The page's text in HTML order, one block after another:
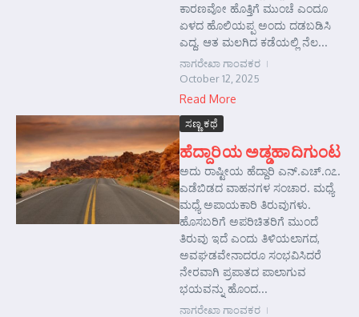
ಕಾರಣವೋ ಹೊತ್ತಿಗೆ ಮುಂಚೆ ಎಂದೂ
ಏಳದ ಹೊಲಿಯಪ್ಪ ಅಂದು ದಡಬಡಿಸಿ
ಎದ್ದ. ಆತ ಮಲಗಿದ ಕಡೆಯಲ್ಲಿ ನೆಲ...
ನಾಗರೇಖಾ ಗಾಂವಕರ
October 12, 2025
Read More
ಸಣ್ಣ ಕಥೆ
ಹೆದ್ದಾರಿಯ ಅಡ್ಡಹಾದಿಗುಂಟ
ಅದು ರಾಷ್ಟೀಯ ಹೆದ್ದಾರಿ ಎನ್.ಎಚ್.೧೭.
ಎಡೆಬಿಡದ ವಾಹನಗಳ ಸಂಚಾರ. ಮಧ್ಯೆ
ಮಧ್ಯೆ ಅಪಾಯಕಾರಿ ತಿರುವುಗಳು.
ಹೊಸಬರಿಗೆ ಅಪರಿಚಿತರಿಗೆ ಮುಂದೆ
ತಿರುವು ಇದೆ ಎಂದು ತಿಳಿಯಲಾಗದ,
ಅವಘಡವೇನಾದರೂ ಸಂಭವಿಸಿದರೆ
ನೇರವಾಗಿ ಪ್ರಪಾತದ ಪಾಲಾಗುವ
ಭಯವನ್ನು ಹೊಂದ...
ನಾಗರೇಖಾ ಗಾಂವಕರ